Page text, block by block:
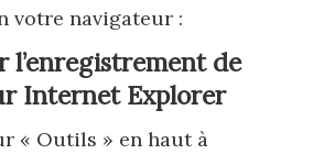
votre navigateur :
l’enregistrement de
Internet Explorer
« Outils » en haut à